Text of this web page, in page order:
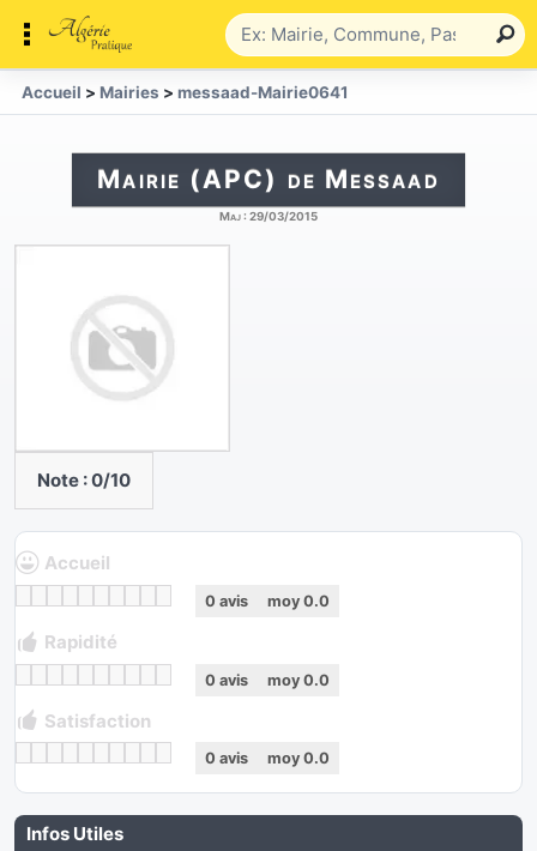
Accueil > Mairies > messaad-Mairie0641
Mairie (APC) de Messaad
Maj : 29/03/2015
Note :0/10
Accueil
0 avis moy 0.0
Rapidité
0 avis moy 0.0
Satisfaction
0 avis moy 0.0
Infos Utiles